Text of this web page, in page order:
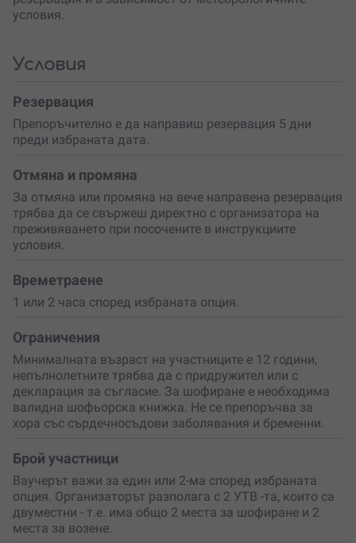
Ако обичаш динамиката, природата и приключенията,
опит в шофирането по пресечен терен, това
незабравими гледки.
семейства или като подарък
силните усещания и красотата на природата. Подари
го на приятел, половинка или дори на себе си –
завинаги!
условия.
Условия
Резервация
Препоръчително е да направиш резервация 5 дни
преди избраната дата.
Отмяна и промяна
За отмяна или промяна на вече направена резервация
трябва да се свържеш директно с организатора на
преживяването при посочените в инструкциите
условия.
Времетраене
1 или 2 часа според избраната опция.
Ограничения
Минималната възраст на участниците е 12 години,
непълнолетните трябва да с придружител или с
декларация за съгласие. За шофиране е необходима
валидна шофьорска книжка. Не се препоръчва за
хора със сърдечносъдови заболявания и бременни.
Брой участници
Ваучерът важи за един или 2-ма според избраната
опция. Организаторът разполага с 2 УТВ -та, които са
двуместни - т.е. има общо 2 места за шофиране и 2
места за возене.